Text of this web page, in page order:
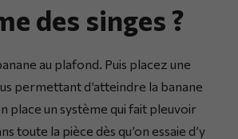
des singes ?
au plafond. Puis placez une
permettant d’atteindre la banane
place un système qui fait pleuvoir
toute la pièce dès qu’on essaie d’y